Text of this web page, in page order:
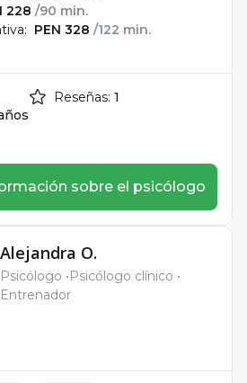
228 /90 min.
PEN 328 /122 min.
Reseñas: 1
sobre el psicólogo
Alejandra O.
Psicólogo
Psicólogo clínico
Entrenador